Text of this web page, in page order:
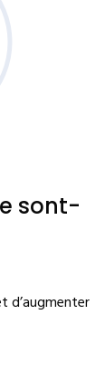
sont-
d’augmenter